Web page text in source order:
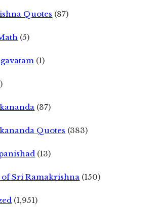
Quotes (87)
(5)
(1)
(37)
Quotes (383)
(13)
Sri Ramakrishna (150)
(1,951)